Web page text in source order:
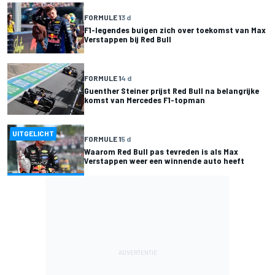
FORMULE 13 d
F1-legendes buigen zich over toekomst van Max
Verstappen bij Red Bull
FORMULE 14 d
Guenther Steiner prijst Red Bull na belangrijke
komst van Mercedes F1-topman
UITGELICHT
FORMULE 15 d
Waarom Red Bull pas tevreden is als Max
Verstappen weer een winnende auto heeft